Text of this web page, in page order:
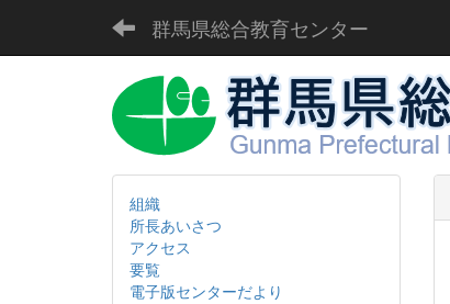
群馬県総合教育センター
組織
所長あいさつ
アクセス
要覧
電子版センターだより